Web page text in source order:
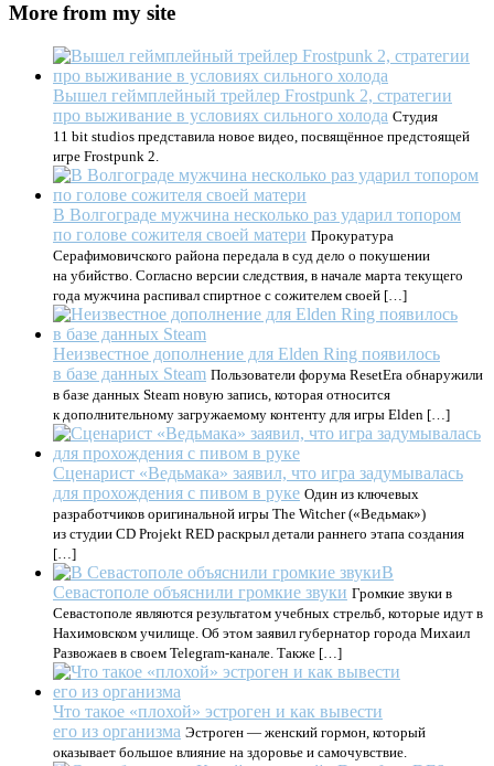
More from my site
Вышел геймплейный трейлер Frostpunk 2, стратегии
про выживание в условиях сильного холода Студия
11 bit studios представила новое видео, посвящённое предстоящей
игре Frostpunk 2.
В Волгограде мужчина несколько раз ударил топором
по голове сожителя своей матери Прокуратура
Серафимовичского района передала в суд дело о покушении
на убийство. Согласно версии следствия, в начале марта текущего
года мужчина распивал спиртное с сожителем своей […]
Неизвестное дополнение для Elden Ring появилось
в базе данных Steam Пользователи форума ResetEra обнаружили
в базе данных Steam новую запись, которая относится
к дополнительному загружаемому контенту для игры Elden […]
Сценарист «Ведьмака» заявил, что игра задумывалась
для прохождения с пивом в руке Один из ключевых
разработчиков оригинальной игры The Witcher («Ведьмак»)
из студии CD Projekt RED раскрыл детали раннего этапа создания
[…]
В
Севастополе объяснили громкие звуки Громкие звуки в
Севастополе являются результатом учебных стрельб, которые идут в
Нахимовском училище. Об этом заявил губернатор города Михаил
Развожаев в своем Telegram-канале. Также […]
Что такое «плохой» эстроген и как вывести
его из организма Эстроген — женский гормон, который
оказывает большое влияние на здоровье и самочувствие.